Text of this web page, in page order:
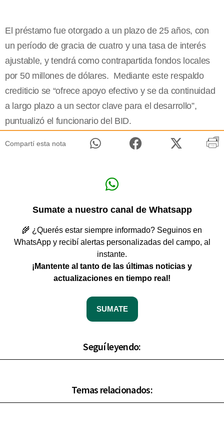
El préstamo fue otorgado a un plazo de 25 años, con
un período de gracia de cuatro y una tasa de interés
ajustable, y tendrá como contrapartida fondos locales
por 50 millones de dólares. Mediante este respaldo
crediticio se “ofrece apoyo efectivo y se da continuidad
a largo plazo a un sector clave para el desarrollo”,
puntualizó el funcionario del BID.
Compartí esta nota
Sumate a nuestro canal de Whatsapp
🌾 ¿Querés estar siempre informado? Seguinos en
WhatsApp y recibí alertas personalizadas del campo, al
instante.
¡Mantente al tanto de las últimas noticias y
actualizaciones en tiempo real!
SUMATE
Seguí leyendo:
Temas relacionados: